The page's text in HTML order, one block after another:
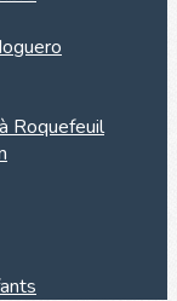
Roquefeuil